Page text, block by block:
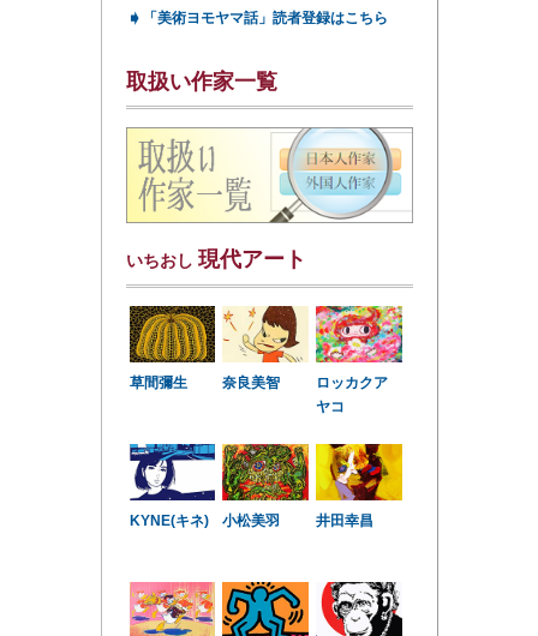
➧ 「美術ヨモヤマ話」読者登録はこちら
取扱い作家一覧
いちおし 現代アート
草間彌生 奈良美智
ロッカクア
ヤコ
KYNE(キネ) 小松美羽 井田幸昌